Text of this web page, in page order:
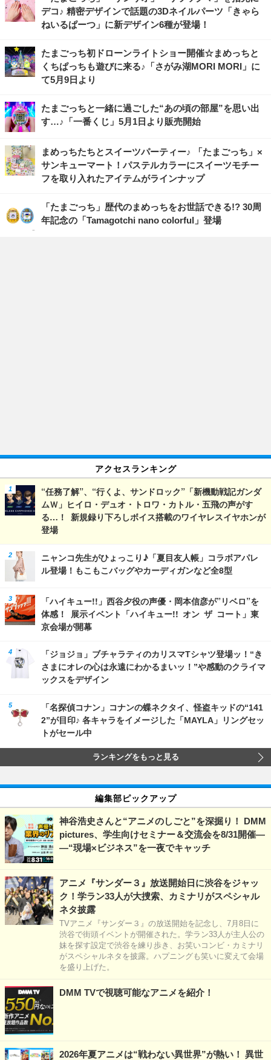
デコ♪ 精密デザインで話題の3Dネイルパーツ「きゃら
ねいるぱーつ」に新デザイン6種が登場！
たまごっち初ドローンライトショー開催☆まめっちと
くちぱっちも遊びに来る♪「さがみ湖MORI MORI」に
て5月9日より
たまごっちと一緒に過ごした“あの頃の部屋”を思い出
す…♪「一番くじ」5月1日より販売開始
まめっちたちとスイーツパーティー♪ 「たまごっち」×
サンキューマート！パステルカラーにスイーツモチー
フを取り入れたアイテムがラインナップ
「たまごっち」歴代のまめっちをお世話できる!? 30周
年記念の「Tamagotchi nano colorful」登場
アクセスランキング
“任務了解”、“行くよ、サンドロック”「新機動戦記ガンダ
ムＷ」ヒイロ・デュオ・トロワ・カトル・五飛の声がす
る…！ 新規録り下ろしボイス搭載のワイヤレスイヤホンが
登場
ニャンコ先生がひょっこり♪「夏目友人帳」コラボアパレ
ル登場！もこもこバッグやカーディガンなど全8型
「ハイキュー!!」西谷夕役の声優・岡本信彦が”リベロ”を
体感！ 展示イベント「ハイキュー!! オン ザ コート」東
京会場が開幕
「ジョジョ」ブチャラティのカリスマTシャツ登場ッ！“き
さまにオレの心は永遠にわかるまいッ！”や感動のクライマ
ックスをデザイン
「名探偵コナン」コナンの蝶ネクタイ、怪盗キッドの“141
2”が目印♪ 各キャラをイメージした「MAYLA」リングセッ
トがセール中
ランキングをもっと見る
編集部ピックアップ
神谷浩史さんと“アニメのしごと”を深掘り！ DMM
pictures、学生向けセミナー＆交流会を8/31開催―
―“現場×ビジネス”を一夜でキャッチ
アニメ『サンダー３』放送開始日に渋谷をジャッ
ク！学ラン33人が大捜索、カミナリがスペシャル
ネタ披露
TVアニメ『サンダー３』の放送開始を記念し、7月8日に
渋谷で街頭イベントが開催された。学ラン33人が主人公の
妹を探す設定で渋谷を練り歩き、お笑いコンビ・カミナリ
がスペシャルネタを披露。ハプニングも笑いに変えて会場
を盛り上げた。
DMM TVで視聴可能なアニメを紹介！
2026年夏アニメは“戦わない異世界”が熱い！ 異世